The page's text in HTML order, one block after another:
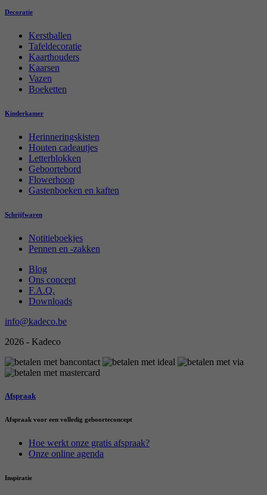
Decoratie
Kerstballen
Tafeldecoratie
Kaarthouders
Kaarsen
Vazen
Boeketten
Kinderkamer
Herinneringskisten
Houten cadeautjes
Letterblokken
Geboortebord
Flowerhoop
Gastenboeken en kaften
Schrijfwaren
Notitieboekjes
Pennen en -zakken
Blog
Ons concept
F.A.Q.
Downloads
info@kadeco.be
2026 - Kadeco
Afspraak
Afspraak voor een volledig geboorteconcept
Hoe werkt onze gratis afspraak?
Onze online agenda
Inspiratie